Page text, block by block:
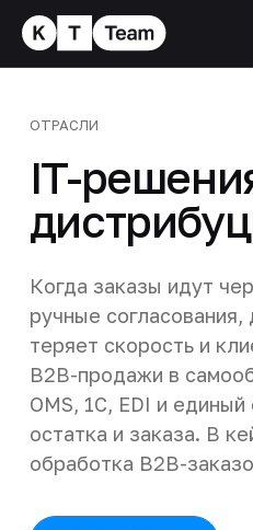
ОТРАСЛИ
IT-
Когда заказы идут
ручные
теряет скорость и
B2B-продажи в
OMS, 1С, EDI и
остатка и заказа. В
обработка B2B-